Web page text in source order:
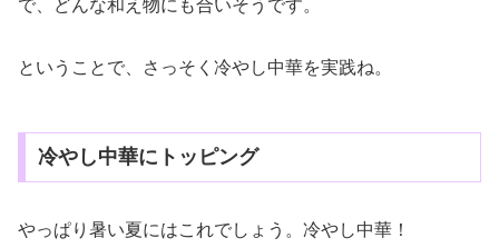
で、どんな和え物にも合いそうです。
ということで、さっそく冷やし中華を実践ね。
冷やし中華にトッピング
やっぱり暑い夏にはこれでしょう。冷やし中華！